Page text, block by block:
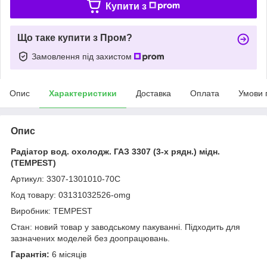
Купити з
Що таке купити з Пром?
Замовлення під захистом
Опис Характеристики Доставка Оплата Умови
Опис
Радіатор вод. охолодж. ГАЗ 3307 (3-х рядн.) мідн.
(TEMPEST)
Артикул: 3307-1301010-70С
Код товару: 03131032526-omg
Виробник: TEMPEST
Стан: новий товар у заводському пакуванні. Підходить для
зазначених моделей без доопрацювань.
Гарантія: 6 місяців